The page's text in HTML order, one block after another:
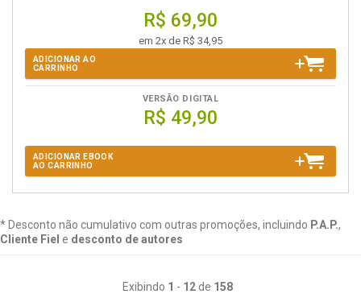
R$ 69,90
em 2x de R$ 34,95
ADICIONAR AO
CARRINHO
VERSÃO DIGITAL
R$ 49,90
ADICIONAR EBOOK
AO CARRINHO
* Desconto não cumulativo com outras promoções, incluindo P.A.P.,
Cliente Fiel e desconto de autores
Exibindo 1 - 12de 158